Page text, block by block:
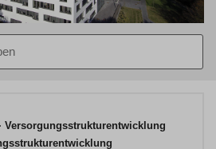
Versorgungsstrukturentwicklung